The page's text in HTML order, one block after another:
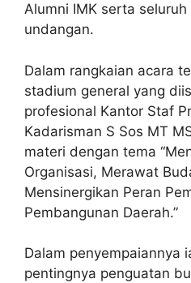
Alumni IMK serta
undangan.
Dalam rangkaian acara
stadium general yang
profesional Kantor Staf
Kadarisman S Sos MT
materi dengan tema
Organisasi, Merawat
Mensinergikan Peran
Pembangunan Daerah.”
Dalam penyempaiannya
pentingnya penguatan